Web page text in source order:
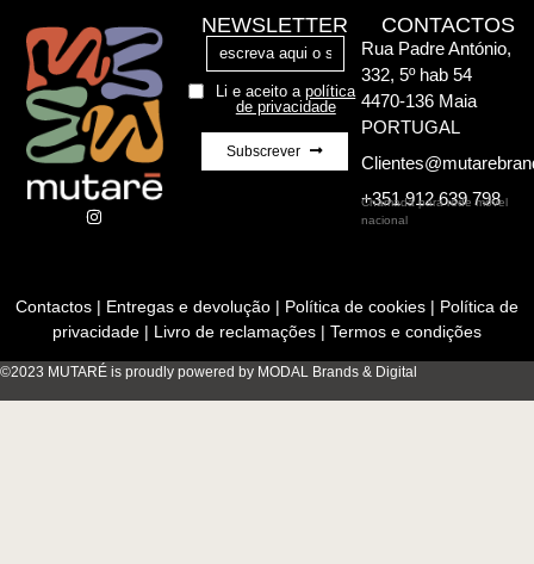
NEWSLETTER
Li e aceito apolítica
de privacidade
Subscrever
CONTACTOS
Rua Padre António,
332, 5º hab 54
4470-136 Maia
PORTUGAL
+351 912 639 798
Chamada para rede móvel
nacional
Contactos | Entregas e devolução | Política de cookies | Política de
privacidade | Livro de reclamações | Termos e condições
©2023 MUTARÉ is proudly powered by MODAL Brands & Digital